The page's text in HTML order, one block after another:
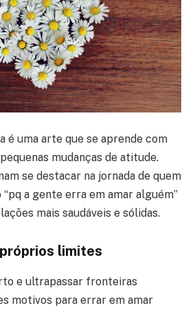
é uma arte que se aprende com
mudanças de atitude.
se destacar na jornada de quem
a gente erra em amar alguém”
mais saudáveis e sólidas.
limites
e ultrapassar fronteiras
motivos para errar em amar